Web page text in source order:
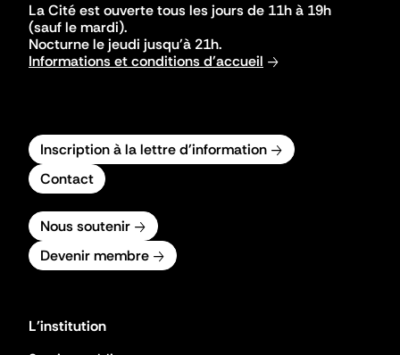
La Cité est ouverte tous les jours de 11h à 19h
(sauf le mardi).
Nocturne le jeudi jusqu'à 21h.
Informations et conditions d'accueil
Inscription à la lettre d'information
Contact
Nous soutenir
Devenir membre
L'institution